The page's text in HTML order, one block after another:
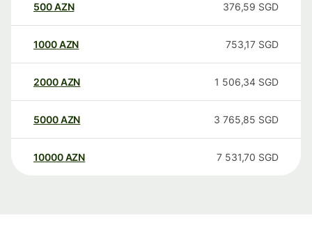
500AZN 376,59 SGD
1000AZN 753,17 SGD
2000AZN 1 506,34 SGD
5000AZN 3 765,85 SGD
10000 AZN 7 531,70 SGD